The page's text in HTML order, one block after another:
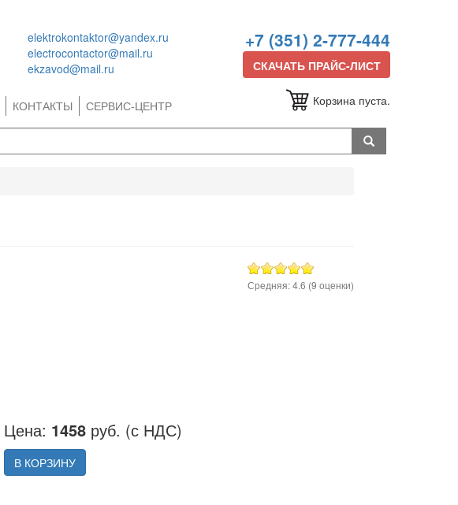
elektrokontaktor@yandex.ru
electrocontactor@mail.ru
ekzavod@mail.ru
+7 (351) 2-777-444
СКАЧАТЬ ПРАЙС-ЛИСТ
КОНТАКТЫ СЕРВИС-ЦЕНТР Корзина пуста.
Цена: 1458 руб. (с НДС)
В КОРЗИНУ
Средняя:4.6 (9 оценки)